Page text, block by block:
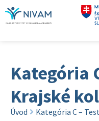
Kategória
Krajské
Úvod Kategória C –